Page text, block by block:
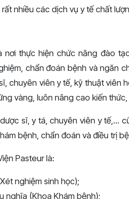
nhiều các dịch vụ y tế chất
nơi thực hiện chức năng đào
chẩn đoán bệnh và ngăn
chuyên viên y tế, kỹ thuật viên
vàng, luôn nâng cao kiến
sĩ, y tá, chuyên viên y tế,...
bệnh, chẩn đoán và điều trị
Pasteur là:
nghiệm sinh học);
nghĩa (Khoa Khám bệnh);